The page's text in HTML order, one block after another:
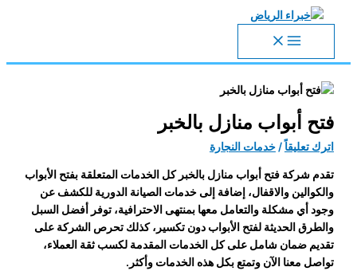
تخطي
فتح أبواب منازل بالخبر
اترك تعليقاً /خدمات النجارة
تقدم شركة فتح أبواب منازل بالخبر كل الخدمات المتعلقة بفتح الأبواب
والكوالين والاقفال، إضافة إلى خدمات الصيانة الدورية للكشف عن
وجود أي مشكلة والتعامل معها بمنتهى الاحترافية، توفر أفضل السبل
والطرق الحديثة لفتح الأبواب دون تكسير، كذلك تحرص الشركة على
تقديم ضمان شامل على كل الخدمات المقدمة لكسب ثقة العملاء،
تواصل معنا الآن وتمتع بكل هذه الخدمات وأكثر.